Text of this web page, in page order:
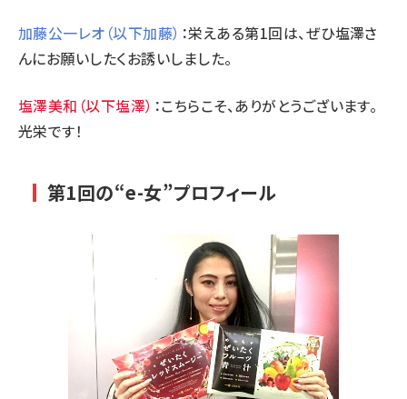
加藤公一レオ（以下加藤） ：栄えある第1回は、ぜひ塩澤さ
んにお願いしたくお誘いしました。
塩澤美和（以下塩澤） ：こちらこそ、ありがとうございます。
光栄です！
第1回の“e-女”プロフィール